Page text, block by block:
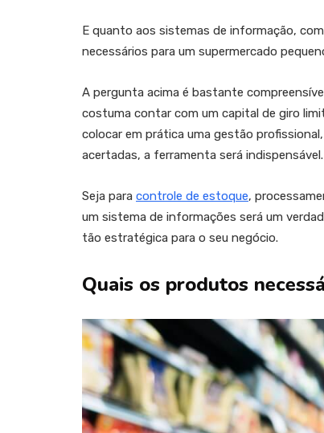
E quanto aos sistemas de informação,
necessários para um supermercado
A pergunta acima é bastante
costuma contar com um capital de giro
colocar em prática uma gestão
acertadas, a ferramenta será indispensável.
Seja para controle de estoque,
um sistema de informações será um
tão estratégica para o seu negócio.
Quais os produtos